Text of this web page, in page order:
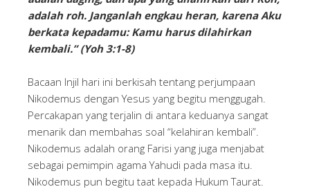
adalah roh. Janganlah engkau heran, karena Aku
berkata kepadamu: Kamu harus dilahirkan
kembali.” (Yoh 3:1-8)
Bacaan Injil hari ini berkisah tentang perjumpaan
Nikodemus dengan Yesus yang begitu menggugah.
Percakapan yang terjalin di antara keduanya sangat
menarik dan membahas soal “kelahiran kembali”.
Nikodemus adalah orang Farisi yang juga menjabat
sebagai pemimpin agama Yahudi pada masa itu.
Nikodemus pun begitu taat kepada Hukum Taurat.